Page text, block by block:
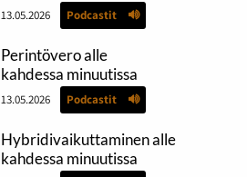
13.05.2026 Podcastit
Perintövero alle
kahdessa minuutissa
13.05.2026 Podcastit
Hybridivaikuttaminen alle
kahdessa minuutissa